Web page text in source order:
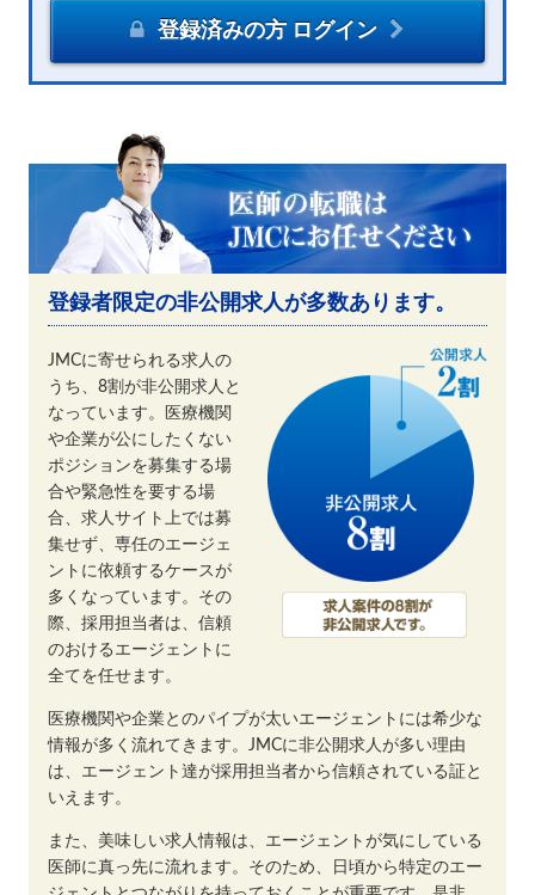
登録済みの方 ログイン
登録者限定の非公開求人が多数あります。
JMCに寄せられる求人の
うち、8割が非公開求人と
なっています。医療機関
や企業が公にしたくない
ポジションを募集する場
合や緊急性を要する場
合、求人サイト上では募
集せず、専任のエージェ
ントに依頼するケースが
多くなっています。その
際、採用担当者は、信頼
のおけるエージェントに
全てを任せます。
医療機関や企業とのパイプが太いエージェントには希少な
情報が多く流れてきます。JMCに非公開求人が多い理由
は、エージェント達が採用担当者から信頼されている証と
いえます。
また、美味しい求人情報は、エージェントが気にしている
医師に真っ先に流れます。そのため、日頃から特定のエー